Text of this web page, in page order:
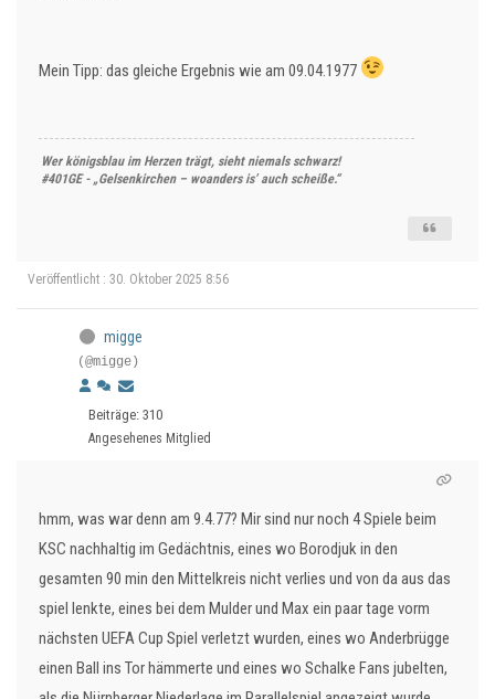
Mein Tipp: das gleiche Ergebnis wie am 09.04.1977
Wer königsblau im Herzen trägt, sieht niemals schwarz!
#401GE - „Gelsenkirchen – woanders is’ auch scheiße.“
Veröffentlicht : 30. Oktober 2025 8:56
migge
(@migge)
Beiträge: 310
Angesehenes Mitglied
hmm, was war denn am 9.4.77? Mir sind nur noch 4 Spiele beim
KSC nachhaltig im Gedächtnis, eines wo Borodjuk in den
gesamten 90 min den Mittelkreis nicht verlies und von da aus das
spiel lenkte, eines bei dem Mulder und Max ein paar tage vorm
nächsten UEFA Cup Spiel verletzt wurden, eines wo Anderbrügge
einen Ball ins Tor hämmerte und eines wo Schalke Fans jubelten,